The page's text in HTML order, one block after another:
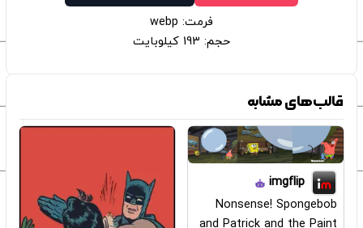
فرمت: webp
حجم: 193 کیلوبایت
قالب‌های مشابه
imgflip
Nonsense! Spongebob
and Patrick and the Paint